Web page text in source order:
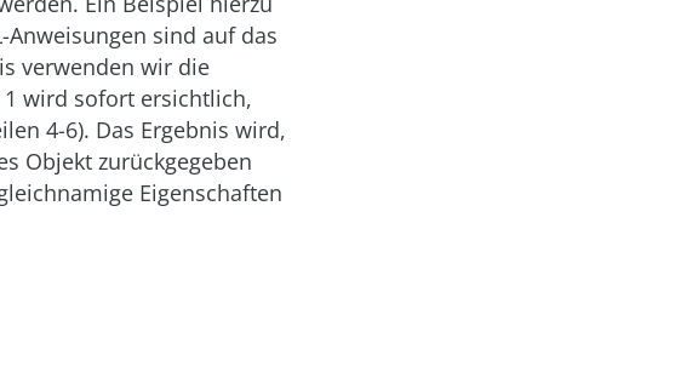
Anweisungen sind auf das
verwenden wir die
wird sofort ersichtlich,
4-6). Das Ergebnis wird,
Objekt zurückgegeben
Eigenschaften